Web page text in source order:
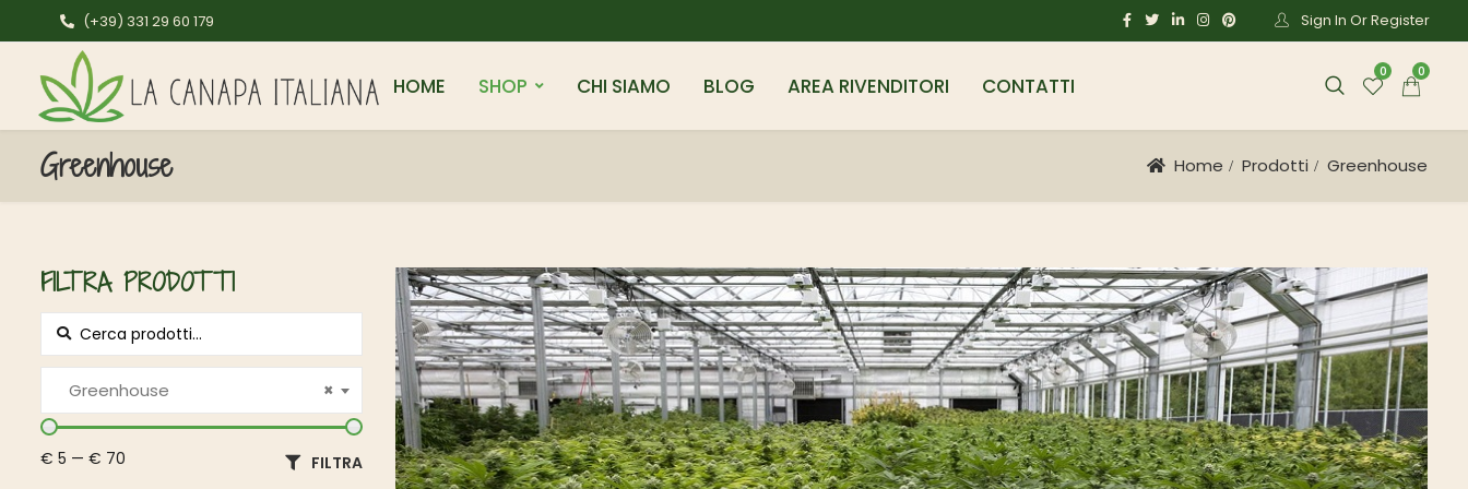
(+39) 331 29 60 179 Sign In Or Register
HOME SHOP CHI SIAMO BLOG AREA RIVENDITORI CONTATTI
0 0
Greenhouse Home Prodotti Greenhouse
FILTRA PRODOTTI
Cerca per:
×
Greenhouse
€ 5 — € 70 FILTRA